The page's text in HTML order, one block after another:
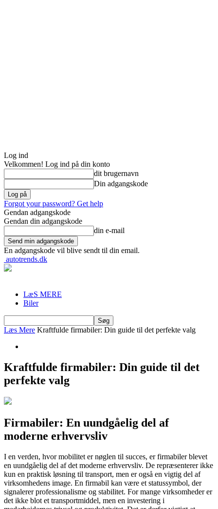
Log ind
Velkommen! Log ind på din konto
dit brugernavn
Din adgangskode
Forgot your password? Get help
Gendan adgangskode
Gendan din adgangskode
din e-mail
En adgangskode vil blive sendt til din email.
autotrends.dk
LæS MERE
Biler
Læs Mere Kraftfulde firmabiler: Din guide til det perfekte valg
Kraftfulde firmabiler: Din guide til det
perfekte valg
Firmabiler: En uundgåelig del af
moderne erhvervsliv
I en verden, hvor mobilitet er nøglen til succes, er firmabiler blevet
en uundgåelig del af det moderne erhvervsliv. De repræsenterer ikke
kun en praktisk løsning til transport, men er også en vigtig del af
virksomhedens image. En firmabil kan være et statussymbol, der
signalerer professionalisme og stabilitet. For mange virksomheder er
det ikke blot et transportmiddel, men en investering i